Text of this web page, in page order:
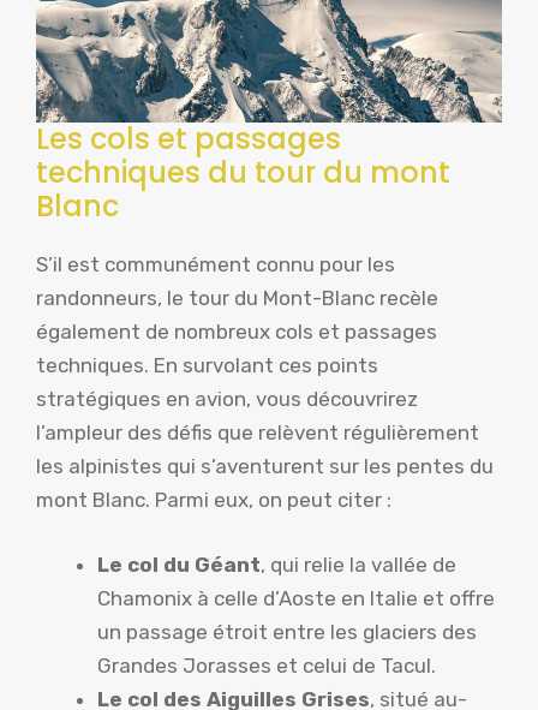
Les cols et passages
techniques du tour du mont
Blanc
S’il est communément connu pour les
randonneurs, le tour du Mont-Blanc recèle
également de nombreux cols et passages
techniques. En survolant ces points
stratégiques en avion, vous découvrirez
l’ampleur des défis que relèvent régulièrement
les alpinistes qui s’aventurent sur les pentes du
mont Blanc. Parmi eux, on peut citer :
Le col du Géant, qui relie la vallée de
Chamonix à celle d’Aoste en Italie et offre
un passage étroit entre les glaciers des
Grandes Jorasses et celui de Tacul.
Le col des Aiguilles Grises, situé au-